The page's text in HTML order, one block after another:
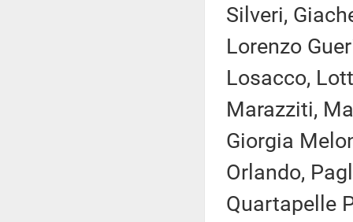
Silveri,
Lorenzo
Losacco,
Marazziti,
Giorgia
Orlando,
Quartapelle